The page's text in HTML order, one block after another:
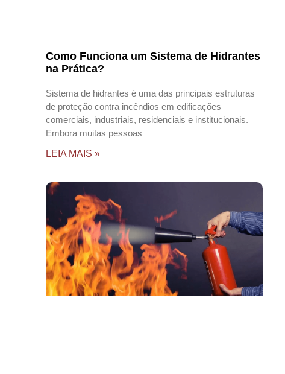
Como Funciona um Sistema de Hidrantes
na Prática?
Sistema de hidrantes é uma das principais estruturas
de proteção contra incêndios em edificações
comerciais, industriais, residenciais e institucionais.
Embora muitas pessoas
LEIA MAIS »